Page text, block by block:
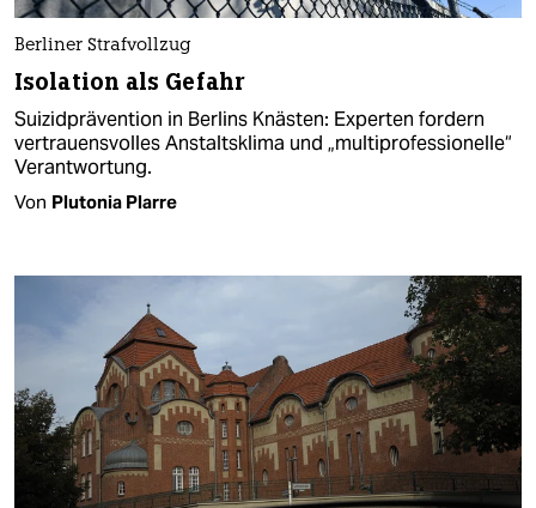
Berliner Strafvollzug
Isolation als Gefahr
Suizidprävention in Berlins Knästen: Experten fordern
vertrauensvolles Anstaltsklima und „multiprofessionelle“
Verantwortung.
Von Plutonia Plarre